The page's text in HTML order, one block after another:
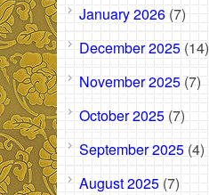
January 2026 (7)
December 2025 (14)
November 2025 (7)
October 2025 (7)
September 2025 (4)
August 2025 (7)